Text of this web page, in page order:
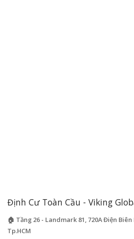
Định Cư Toàn Cầu - Viking
🏠 Tầng 26 - Landmark 81, 720A Điện Biên
Tp.HCM